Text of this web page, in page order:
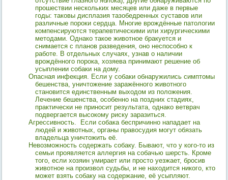
прошествии нескольких месяцев или даже в первые
годы: таковы дисплазия тазобедренных суставов или
различные пороки сердца. Многие врождённые патологии
компенсируются терапевтическими или хирургическими
методами. Однако такое животное бракуется и
снимается с планов разведения, оно неспособно к
работе. В отдельных случаях, узнав о наличии
врождённого порока, хозяева принимают решение об
усыплении собаки на дому.
Опасная инфекция. Если у собаки обнаружились симптомы
бешенства, уничтожение заражённого животного
становится единственным выходом из положения.
Лечение бешенства, особенно на поздних стадиях,
практически не приносит результата, однако ветврач
подвергается высокому риску заразиться.
Агрессивность. Если собака беспричинно нападает на
людей и животных, органы правосудия могут обязать
владельца уничтожить её.
Невозможность содержать собаку. Бывают, что у кого-то из
семьи проявляется аллергия на собачью шерсть. Кроме
того, если хозяин умирает или просто уезжает, бросив
животное на произвол судьбы, и не находится никого, кто
может взять собаку на содержание, её усыпляют.